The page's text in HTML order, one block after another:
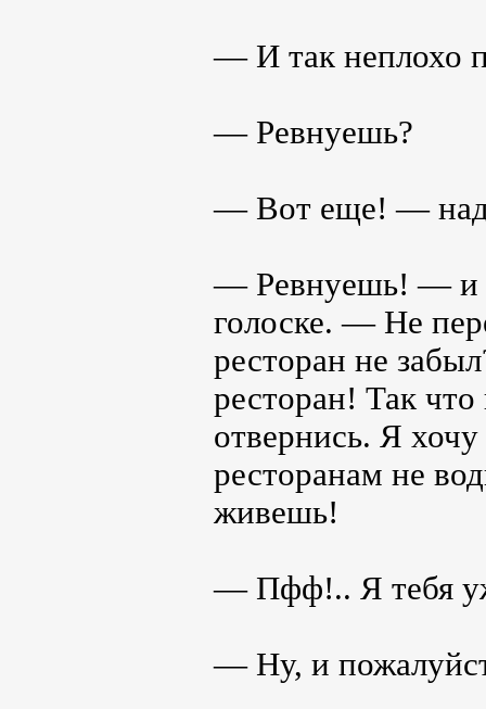
— И так неплохо
— Ревнуешь?
— Вот еще! —
— Ревнуешь! — и
голоске. — Не
ресторан не
ресторан! Так
отвернись. Я
ресторанам не
живешь!
— Пфф!.. Я тебя
— Ну, и